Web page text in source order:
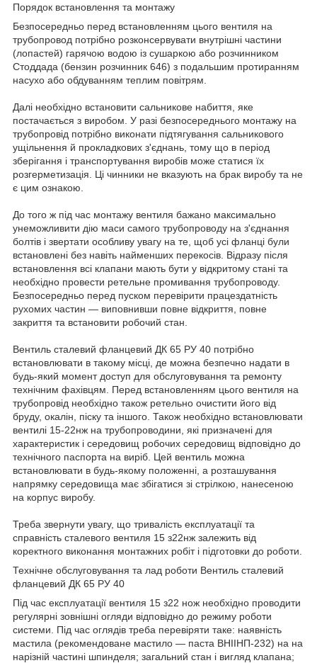
Порядок встановлення та монтажу
Безпосередньо перед встановленням цього вентиля на
трубопровод потрібно розконсервувати внутрішні частини
(лопастей) гарячою водою із сушаркою або розчинником
Стоддада (бензин розчинник 646) з подальшим протиранням
насухо або обдуванням теплим повітрям.
Далі необхідно встановити сальникове набиття, яке
постачається з виробом. У разі безпосереднього монтажу на
трубопровід потрібно виконати підтягування сальникового
ущільнення й прокладкових з'єднань, тому що в період
зберігання і транспортування виробів може статися їх
розгерметизація. Ці чинники не вказують на брак виробу та не
є цим ознакою.
До того ж під час монтажу вентиля бажано максимально
унеможливити дію маси самого трубопроводу на з'єднання
болтів і звертати особливу увагу на те, щоб усі фланці були
встановлені без навіть найменших перекосів. Відразу після
встановлення всі клапани мають бути у відкритому стані та
необхідно провести ретельне промивання трубопроводу.
Безпосередньо перед пуском перевірити працездатність
рухомих частин — виповнивши повне відкриття, повне
закриття та встановити робочий стан.
Вентиль сталевий фланцевий ДК 65 РУ 40 потрібно
встановлювати в такому місці, де можна безпечно надати в
будь-який момент доступ для обслуговування та ремонту
технічним фахівцям. Перед встановленням цього вентиля на
трубопровід необхідно також ретельно очистити його від
бруду, окалін, піску та іншого. Також необхідно встановлювати
вентилі 15-22нж на трубопроводини, які призначені для
характеристик і середовищ робочих середовищ відповідно до
технічного паспорта на виріб. Цей вентиль можна
встановлювати в будь-якому положенні, а розташування
напрямку середовища має збігатися зі стрілкою, нанесеною
на корпус виробу.
Треба звернути увагу, що тривалість експлуатації та
справність сталевого вентиля 15 з22нж залежить від
коректного виконання монтажних робіт і підготовки до роботи.
Технічне обслуговування та лад роботи Вентиль сталевий
фланцевий ДК 65 РУ 40
Під час експлуатації вентиля 15 з22 нож необхідно проводити
регулярні зовнішні огляди відповідно до режиму роботи
системи. Під час оглядів треба перевіряти таке: наявність
мастила (рекомендоване мастило — паста ВНІІНП-232) на на
нарізній частині шпинделя; загальний стан і вигляд клапана;